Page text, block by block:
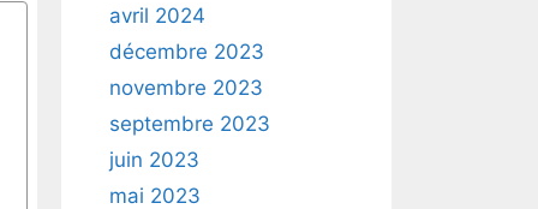
avril 2024
décembre 2023
novembre 2023
septembre 2023
juin 2023
mai 2023